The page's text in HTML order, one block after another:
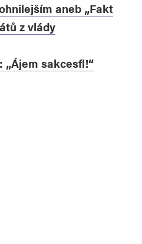
aneb „Fakt
z vlády
„Ájem sakcesfl!“